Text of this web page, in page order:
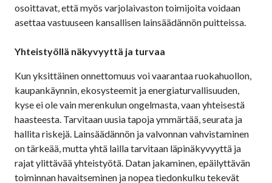
osoittavat, että myös varjolaivaston toimijoita voidaan
asettaa vastuuseen kansallisen lainsäädännön puitteissa.
Yhteistyöllä näkyvyyttä ja turvaa
Kun yksittäinen onnettomuus voi vaarantaa ruokahuollon,
kaupankäynnin, ekosysteemit ja energiaturvallisuuden,
kyse ei ole vain merenkulun ongelmasta, vaan yhteisestä
haasteesta. Tarvitaan uusia tapoja ymmärtää, seurata ja
hallita riskejä. Lainsäädännön ja valvonnan vahvistaminen
on tärkeää, mutta yhtä lailla tarvitaan läpinäkyvyyttä ja
rajat ylittävää yhteistyötä. Datan jakaminen, epäilyttävän
toiminnan havaitseminen ja nopea tiedonkulku tekevät